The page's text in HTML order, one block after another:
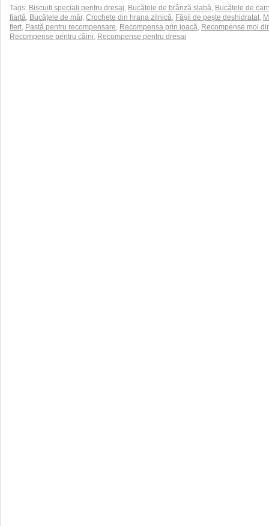
Tags: Biscuiți speciali pentru dresaj, Bucățele de brânză slabă, Bucățele de
fiartă, Bucățele de măr, Crochete din hrana zilnică, Fâșii de pește deshidratat,
fiert, Pastă pentru recompensare, Recompensa prin joacă, Recompense moi
Recompense pentru câini, Recompense pentru dresaj